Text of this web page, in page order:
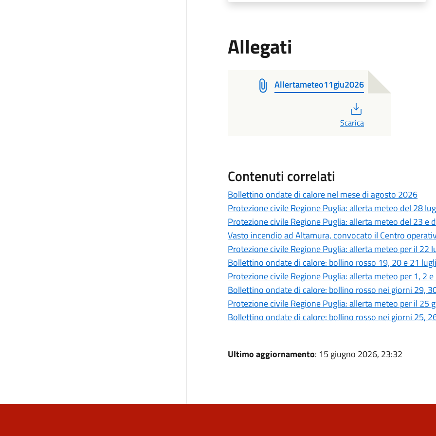
Allegati
Allertameteo11giu2026
Scarica
Contenuti correlati
Bollettino ondate di calore nel mese di agosto 2026
Protezione civile Regione Puglia: allerta meteo del 28
Protezione civile Regione Puglia: allerta meteo del 23 e
Vasto incendio ad Altamura, convocato il Centro
Protezione civile Regione Puglia: allerta meteo per il 22
Bollettino ondate di calore: bollino rosso 19, 20 e 21
Protezione civile Regione Puglia: allerta meteo per 1, 2
Bollettino ondate di calore: bollino rosso nei giorni 29,
Protezione civile Regione Puglia: allerta meteo per il 25
Bollettino ondate di calore: bollino rosso nei giorni 25,
Ultimo aggiornamento: 15 giugno 2026, 23:32